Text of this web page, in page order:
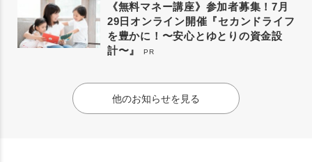
《無料マネー講座》参加者募集！7月
29日オンライン開催『セカンドライフ
を豊かに！〜安心とゆとりの資金設
計〜』
PR
他のお知らせを見る